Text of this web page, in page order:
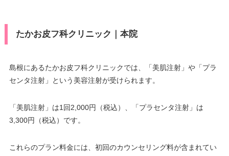
たかお皮フ科クリニック｜本院
島根にあるたかお皮フ科クリニックでは、「美肌注射」や「プラ
センタ注射」という美容注射が受けられます。
「美肌注射」は1回2,000円（税込）、「プラセンタ注射」は
3,300円（税込）です。
これらのプラン料金には、初回のカウンセリング料が含まれてい